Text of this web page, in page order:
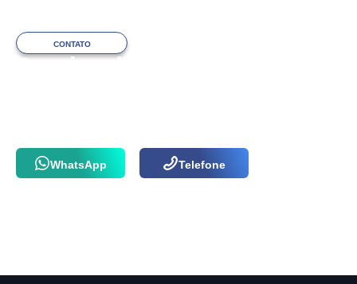
CONTATO
Precisa de ajuda
WhatsApp Telefone